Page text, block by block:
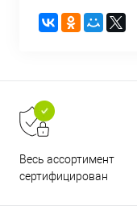
Весь ассортимент
сертифицирован